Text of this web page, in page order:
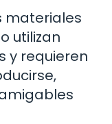
materiales
utilizan
y requieren